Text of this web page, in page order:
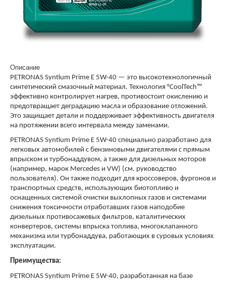
Описание
PETRONAS Syntium Prime E 5W-40 — это высокотехнологичный
синтетический смазочный материал. Технология °CoolTech™
эффективно контролирует нагрев, противостоит окислению и
предотвращает деградацию масла и образование отложений.
Это защищает детали и поддерживает эффективность двигателя
на протяжении всего интервала между заменами.
PETRONAS Syntium Prime E 5W-40 специально разработано для
легковых автомобилей с бензиновыми двигателями с прямым
впрыском и турбонаддувом, а также для дизельных моторов
(например, марок Mercedes и VW) (см. руководство
пользователя). Он также подходит для кроссоверов, фургонов и
транспортных средств, использующих биотопливо и
оснащенных системой очистки выхлопных газов и системами
снижения токсичности отработавших газов наподобие
дизельных противосажевых фильтров, каталитических
конвертеров, системы впрыска топлива, многоклапанного
механизма или турбонаддува, работающих в суровых условиях
эксплуатации.
Преимущества:
PETRONAS Syntium Prime E 5W-40, разработанная на базе